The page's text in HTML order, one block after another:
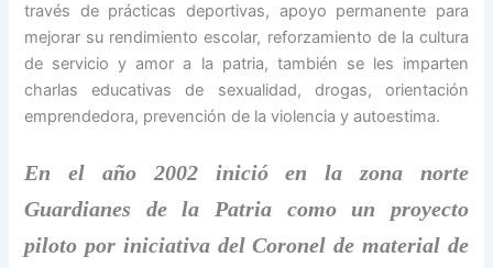
través de prácticas deportivas, apoyo permanente para
mejorar su rendimiento escolar, reforzamiento de la cultura
de servicio y amor a la patria, también se les imparten
charlas educativas de sexualidad, drogas, orientación
emprendedora, prevención de la violencia y autoestima.
En el año 2002 inició en la zona norte
Guardianes de la Patria como un proyecto
piloto por iniciativa del Coronel de material de